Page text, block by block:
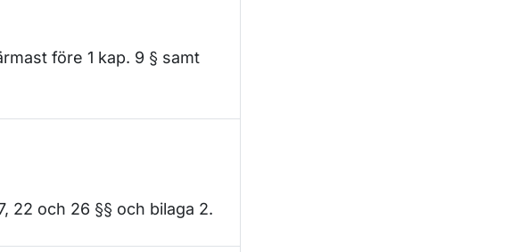
före 1 kap. 9 § samt
22 och 26 §§ och bilaga 2.